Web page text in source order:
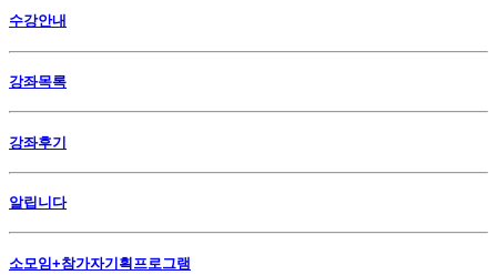
수강안내
강좌목록
강좌후기
알립니다
소모임+참가자기획프로그램